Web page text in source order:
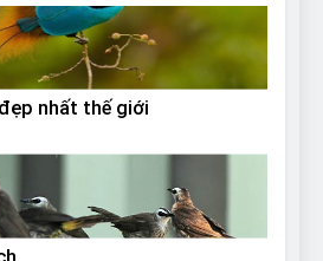
nhất thế giới